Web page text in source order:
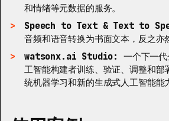
和情绪等元数据的服务。
Speech to Text & Text to
音频和语音转换为书面文本，反之亦
watsonx.ai Studio: 一个下一
工智能构建者训练、验证、调整和部
统机器学习和新的生成式人工智能能